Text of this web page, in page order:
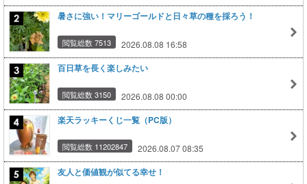
暑さに強い！マリーゴールドと日々草の種を採ろう！
閲覧総数 7513 2026.08.08 16:58
百日草を長く楽しみたい
閲覧総数 3150 2026.08.08 00:00
楽天ラッキーくじ一覧（PC版）
閲覧総数 11202847 2026.08.07 08:35
友人と価値観が似てる幸せ！